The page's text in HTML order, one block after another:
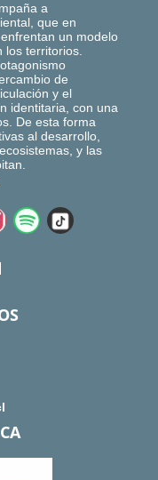
a
que en
un modelo
los territorios.
de
y el
identitaria, con una
De esta forma
al desarrollo,
y las